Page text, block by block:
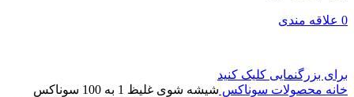
0 علاقه مندی
برای بزرگنمایی کلیک کنید
خانه محصولات سوناکس شیشه شوی غلیظ 1 به 100 سوناکس